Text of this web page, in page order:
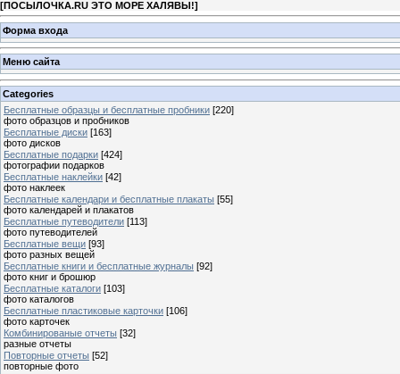
[ПОСЫЛОЧКА.RU ЭТО МОРЕ ХАЛЯВЫ!]
Форма входа
Меню сайта
Categories
Бесплатные образцы и бесплатные пробники [220]
фото образцов и пробников
Бесплатные диски [163]
фото дисков
Бесплатные подарки [424]
фотографии подарков
Бесплатные наклейки [42]
фото наклеек
Бесплатные календари и бесплатные плакаты [55]
фото календарей и плакатов
Бесплатные путеводители [113]
фото путеводителей
Бесплатные вещи [93]
фото разных вещей
Бесплатные книги и бесплатные журналы [92]
фото книг и брошюр
Бесплатные каталоги [103]
фото каталогов
Бесплатные пластиковые карточки [106]
фото карточек
Комбинированые отчеты [32]
разные отчеты
Повторные отчеты [52]
повторные фото